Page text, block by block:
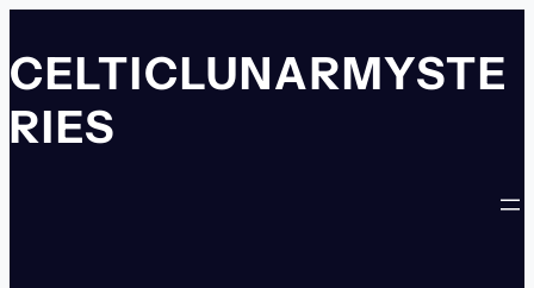
springen
CELTICLUNARMYSTE
RIES